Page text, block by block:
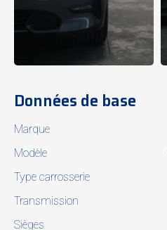
Données de base
Marque
Modèle
Type carrosserie
Transmission
Sièges